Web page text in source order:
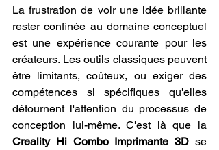
La frustration de voir une idée brillante
rester confinée au domaine conceptuel
est une expérience courante pour les
créateurs. Les outils classiques peuvent
être limitants, coûteux, ou exiger des
compétences si spécifiques qu'elles
détournent l'attention du processus de
Creality Hi Combo Imprimante 3D se